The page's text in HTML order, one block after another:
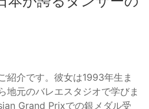
紹介です。彼女は1993年生ま
地元のバレエスタジオで学びま
Grand Prixでの銀メダル受